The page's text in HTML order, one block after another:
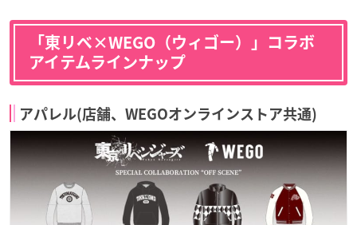
「東リベ×WEGO（ウィゴー）」コラボ
アイテムラインナップ
アパレル(店舗、WEGOオンラインストア共通)